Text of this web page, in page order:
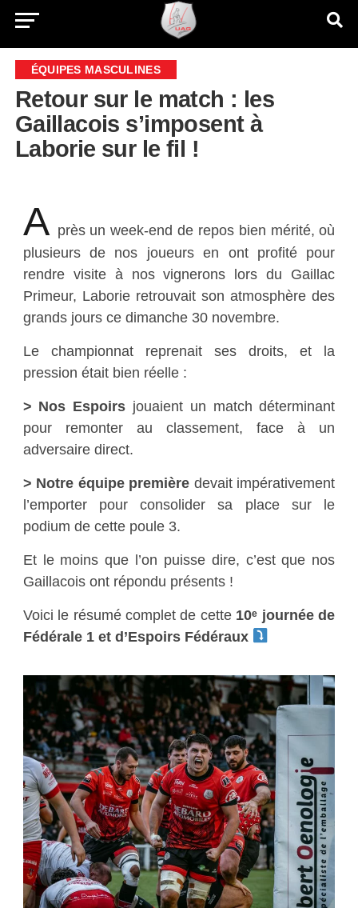
ÉQUIPES MASCULINES
Retour sur le match : les
Gaillacois s’imposent à
Laborie sur le fil !
A près un week-end de repos bien mérité, où
plusieurs de nos joueurs en ont profité pour
rendre visite à nos vignerons lors du Gaillac
Primeur, Laborie retrouvait son atmosphère des
grands jours ce dimanche 30 novembre.
Le championnat reprenait ses droits, et la
pression était bien réelle :
> Nos Espoirs jouaient un match déterminant
pour remonter au classement, face à un
adversaire direct.
> Notre équipe première devait impérativement
l’emporter pour consolider sa place sur le
podium de cette poule 3.
Et le moins que l’on puisse dire, c’est que nos
Gaillacois ont répondu présents !
Voici le résumé complet de cette 10ᵉ journée de
Fédérale 1 et d’Espoirs Fédéraux